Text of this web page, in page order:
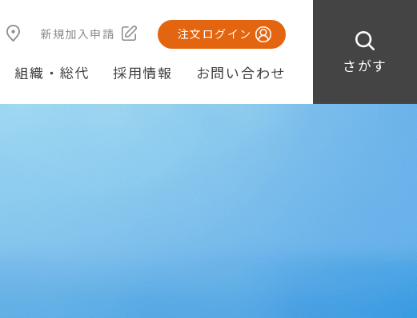
さがす
新規加入申請 注文ログイン
組織・総代 採用情報 お問い合わせ